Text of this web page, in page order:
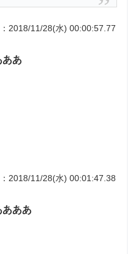
：2018/11/28(水) 00:00:57.77
ああ
：2018/11/28(水) 00:01:47.38
あああ